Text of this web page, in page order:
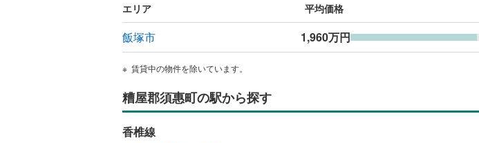
エリア 平均価格
飯塚市 1,960万円
賃貸中の物件を除いています。
糟屋郡須惠町の駅から探す
香椎線